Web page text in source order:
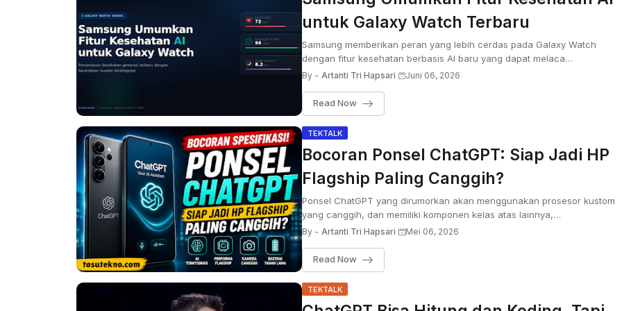
untuk Galaxy Watch Terbaru
Samsung memberikan peran yang lebih cerdas pada Galaxy Watch
dengan fitur kesehatan berbasis AI baru yang dapat melaca…
By - Artanti Tri Hapsari Juni 06, 2026
Read Now
TEKTALK
Bocoran Ponsel ChatGPT: Siap Jadi HP
Flagship Paling Canggih?
Ponsel ChatGPT yang dirumorkan akan menggunakan prosesor kustom
yang canggih, dan memiliki komponen kelas atas lainnya,…
By - Artanti Tri Hapsari Mei 06, 2026
Read Now
TEKTALK